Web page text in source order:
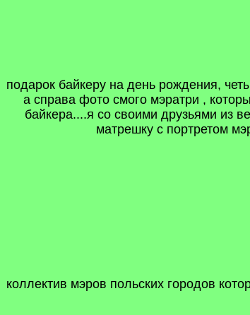
подарок байкеру на день рождения,
а справа фото смого мэратри ,
байкера....я со своими друзьями из
матрешку с портретом
коллектив мэров польских городов